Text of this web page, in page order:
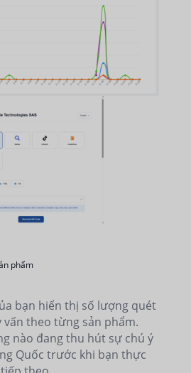
phẩm
bạn hiển thị số lượng quét
theo từng sản phẩm.
nào đang thu hút sự chú ý
Quốc trước khi bạn thực